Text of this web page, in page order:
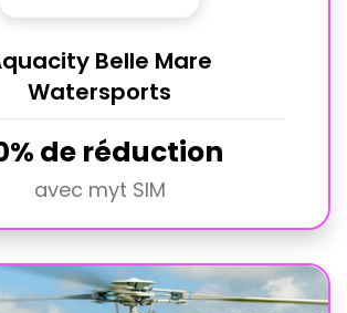
Belle Mare
Watersports
de réduction
avec myt SIM